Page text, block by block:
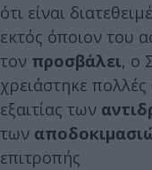
ότι είναι
εκτός όποιον του
τον προσβάλει, ο
χρειάστηκε
εξαιτίας των
των
επιτροπής